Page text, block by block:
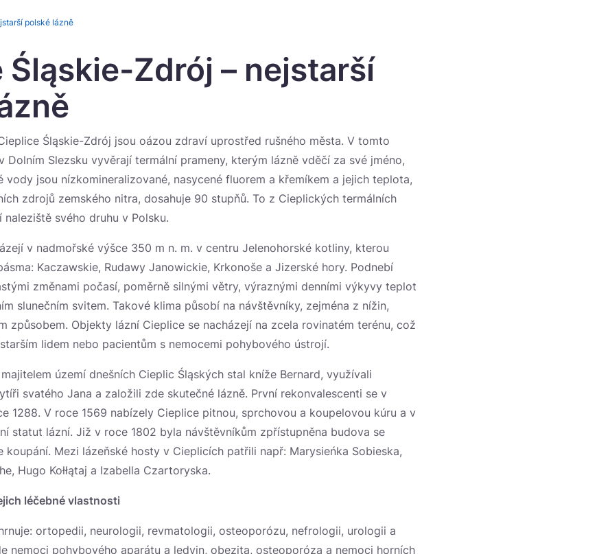
polské lázně
Śląskie-Zdrój – nejstarší
Śląskie-Zdrój jsou oázou zdraví uprostřed rušného města. V tomto
Dolním Slezsku vyvěrají termální prameny, kterým lázně vděčí za své jméno,
jsou nízkomineralizované, nasycené fluorem a křemíkem a jejich teplota,
zdrojů zemského nitra, dosahuje 90 stupňů. To z Cieplických termálních
svého druhu v Polsku.
v nadmořské výšce 350 m n. m. v centru Jelenohorské kotliny, kterou
Kaczawskie, Rudawy Janowickie, Krkonoše a Jizerské hory. Podnebí
změnami počasí, poměrně silnými větry, výraznými denními výkyvy teplot
slunečním svitem. Takové klima působí na návštěvníky, zejména z nížin,
způsobem. Objekty lázní Cieplice se nacházejí na zcela rovinatém terénu, což
lidem nebo pacientům s nemocemi pohybového ústrojí.
území dnešních Cieplic Śląských stal kníže Bernard, využívali
svatého Jana a založili zde skutečné lázně. První rekonvalescenti se v
1288. V roce 1569 nabízely Cieplice pitnou, sprchovou a koupelovou kúru a v
statut lázní. Již v roce 1802 byla návštěvníkům zpřístupněna budova se
koupání. Mezi lázeňské hosty v Cieplicích patřili např: Marysieńka Sobieska,
Hugo Kołłątaj a Izabella Czartoryska.
léčebné vlastnosti
ortopedii, neurologii, revmatologii, osteoporózu, nefrologii, urologii a
nemoci pohybového aparátu a ledvin, obezita, osteoporóza a nemoci horních